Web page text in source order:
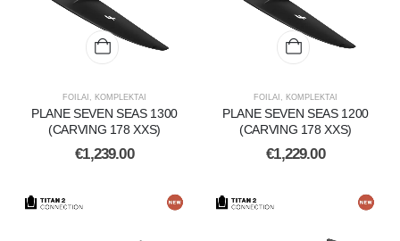
FOILAI , KOMPLEKTAI
PLANE SEVEN SEAS 1300
(CARVING 178 XXS)
€1,239.00
FOILAI , KOMPLEKTAI
PLANE SEVEN SEAS 1200
(CARVING 178 XXS)
€1,229.00